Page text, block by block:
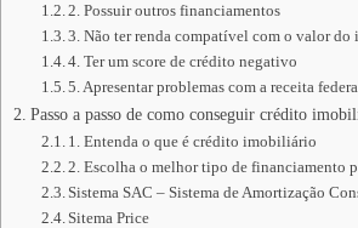
2. Possuir outros financiamentos
3. Não ter renda compatível com o valor do
4. Ter um score de crédito negativo
5. Apresentar problemas com a receita
Passo a passo de como conseguir crédito
1. Entenda o que é crédito imobiliário
2. Escolha o melhor tipo de financiamento
Sistema SAC – Sistema de Amortização
Sitema Price